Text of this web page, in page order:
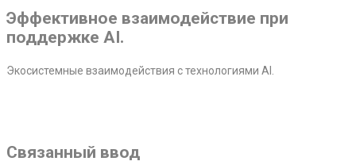
Эффективное взаимодействие при
поддержке AI.
Экосистемные взаимодействия с технологиями AI.
Связанный ввод